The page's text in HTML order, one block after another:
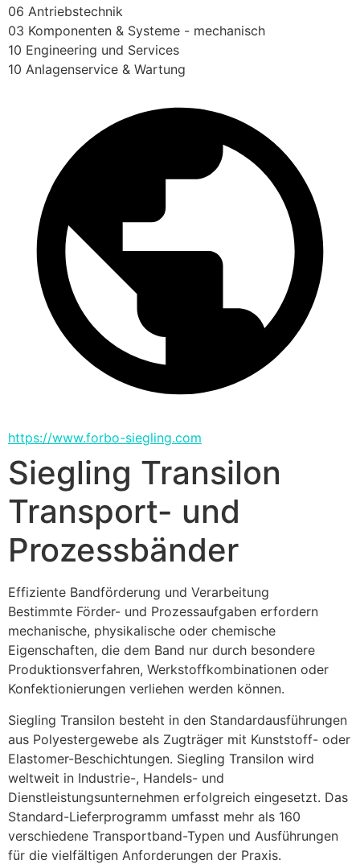
06 Antriebstechnik
03 Komponenten & Systeme - mechanisch
10 Engineering und Services
10 Anlagenservice & Wartung
https://www.forbo-siegling.com
Siegling Transilon
Transport- und
Prozessbänder
Effiziente Bandförderung und Verarbeitung
Bestimmte Förder- und Prozessaufgaben erfordern
mechanische, physikalische oder chemische
Eigenschaften, die dem Band nur durch besondere
Produktionsverfahren, Werkstoffkombinationen oder
Konfektionierungen verliehen werden können.
Siegling Transilon besteht in den Standardausführungen
aus Polyestergewebe als Zugträger mit Kunststoff- oder
Elastomer-Beschichtungen. Siegling Transilon wird
weltweit in Industrie-, Handels- und
Dienstleistungsunternehmen erfolgreich eingesetzt. Das
Standard-Lieferprogramm umfasst mehr als 160
verschiedene Transportband-Typen und Ausführungen
für die vielfältigen Anforderungen der Praxis.